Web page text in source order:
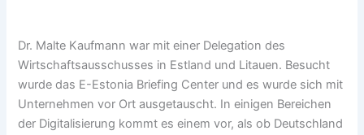
Dr. Malte Kaufmann war mit einer Delegation des
Wirtschaftsausschusses in Estland und Litauen. Besucht
wurde das E-Estonia Briefing Center und es wurde sich mit
Unternehmen vor Ort ausgetauscht. In einigen Bereichen
der Digitalisierung kommt es einem vor, als ob Deutschland